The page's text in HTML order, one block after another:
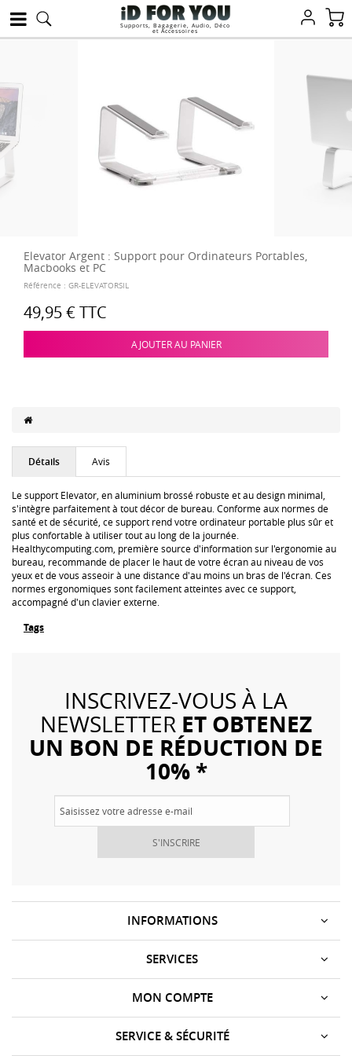
Supports, Bagagerie, Audio, Déco
et Accessoires
Elevator Argent : Support pour Ordinateurs Portables,
Macbooks et PC
Référence : GR-ELEVATORSIL
49,95 € TTC
AJOUTER AU PANIER
Détails Avis
Le support Elevator, en aluminium brossé robuste et au design minimal,
s'intègre parfaitement à tout décor de bureau. Conforme aux normes de
santé et de sécurité, ce support rend votre ordinateur portable plus sûr et
plus confortable à utiliser tout au long de la journée.
Healthycomputing.com, première source d'information sur l'ergonomie au
bureau, recommande de placer le haut de votre écran au niveau de vos
yeux et de vous asseoir à une distance d'au moins un bras de l'écran. Ces
normes ergonomiques sont facilement atteintes avec ce support,
accompagné d'un clavier externe.
Tags
INSCRIVEZ-VOUS À LA
NEWSLETTER ET OBTENEZ
UN BON DE RÉDUCTION DE
10% *
S'INSCRIRE
INFORMATIONS
SERVICES
SERVICE & SÉCURITÉ
MON COMPTE